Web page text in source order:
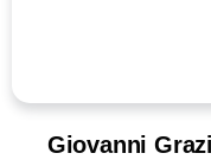
Giovanni